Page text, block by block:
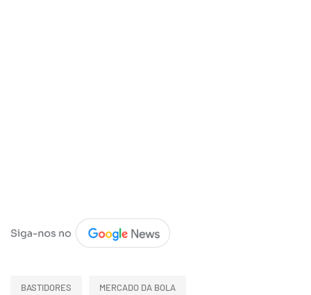
BASTIDORES MERCADO DA BOLA